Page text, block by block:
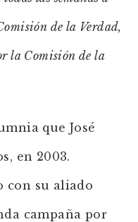
de la Verdad,
la Comisión de la
que José
en 2003.
con su aliado
campaña por